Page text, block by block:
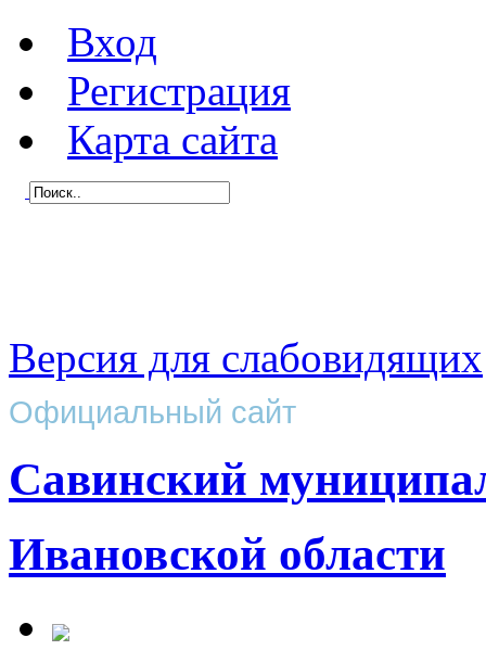
Вход
Регистрация
Карта сайта
Версия для слабовидящих
Официальный сайт
Савинский
Ивановской области